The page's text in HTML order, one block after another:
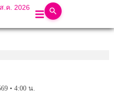
.ค. 2026
• 4:00 น.